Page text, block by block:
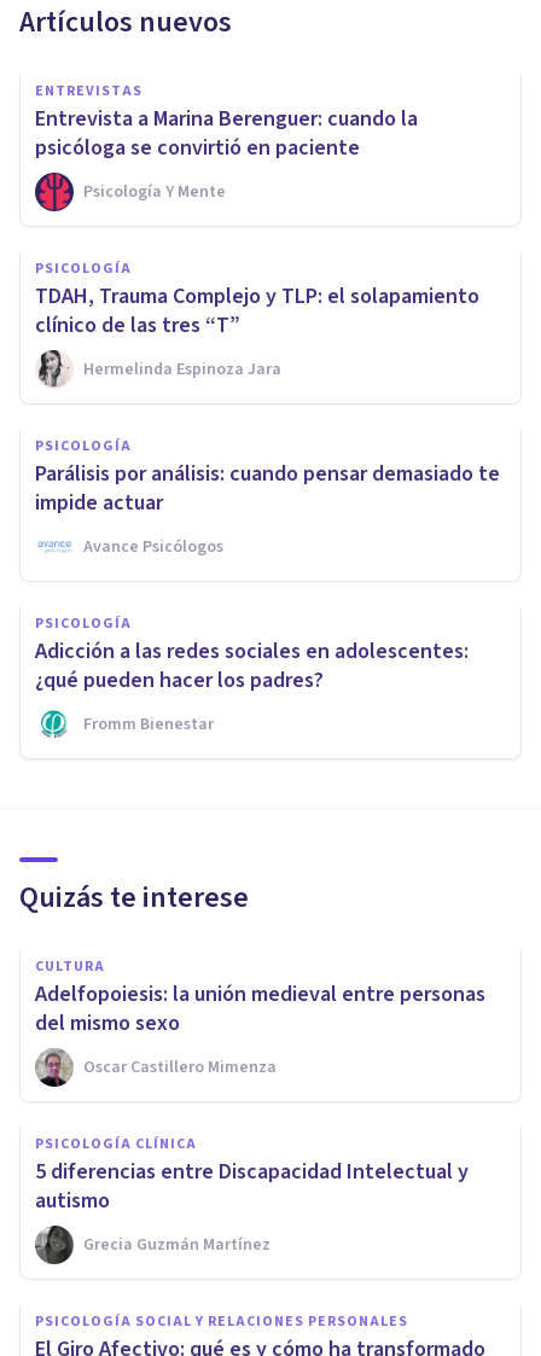
Artículos nuevos
ENTREVISTAS
Entrevista a Marina Berenguer: cuando la
psicóloga se convirtió en paciente
Psicología Y Mente
PSICOLOGÍA
TDAH, Trauma Complejo y TLP: el solapamiento
clínico de las tres “T”
Hermelinda Espinoza Jara
PSICOLOGÍA
Parálisis por análisis: cuando pensar demasiado te
impide actuar
Avance Psicólogos
PSICOLOGÍA
Adicción a las redes sociales en adolescentes:
¿qué pueden hacer los padres?
Fromm Bienestar
Quizás te interese
CULTURA
Adelfopoiesis: la unión medieval entre personas
del mismo sexo
Oscar Castillero Mimenza
PSICOLOGÍA CLÍNICA
5 diferencias entre Discapacidad Intelectual y
autismo
Grecia Guzmán Martínez
PSICOLOGÍA SOCIAL Y RELACIONES PERSONALES
El Giro Afectivo: qué es y cómo ha transformado